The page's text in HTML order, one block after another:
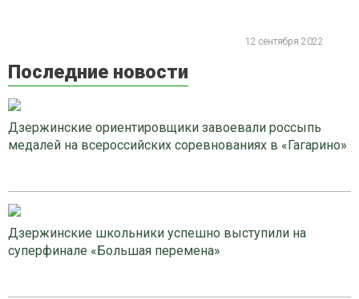
12 сентября 2022
Последние новости
Дзержинские ориентировщики завоевали россыпь
медалей на всероссийских соревнованиях в «Гагарино»
Дзержинские школьники успешно выступили на
суперфинале «Большая перемена»